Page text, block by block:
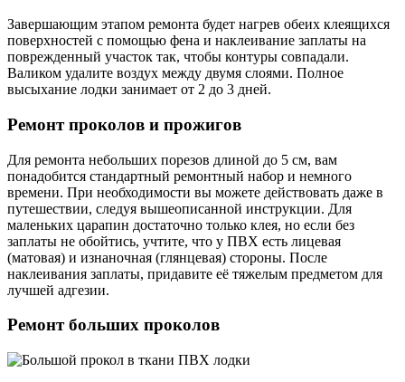
Завершающим этапом ремонта будет нагрев обеих клеящихся
поверхностей с помощью фена и наклеивание заплаты на
поврежденный участок так, чтобы контуры совпадали.
Валиком удалите воздух между двумя слоями. Полное
высыхание лодки занимает от 2 до 3 дней.
Ремонт проколов и прожигов
Для ремонта небольших порезов длиной до 5 см, вам
понадобится стандартный ремонтный набор и немного
времени. При необходимости вы можете действовать даже в
путешествии, следуя вышеописанной инструкции. Для
маленьких царапин достаточно только клея, но если без
заплаты не обойтись, учтите, что у ПВХ есть лицевая
(матовая) и изнаночная (глянцевая) стороны. После
наклеивания заплаты, придавите её тяжелым предметом для
лучшей адгезии.
Ремонт больших проколов